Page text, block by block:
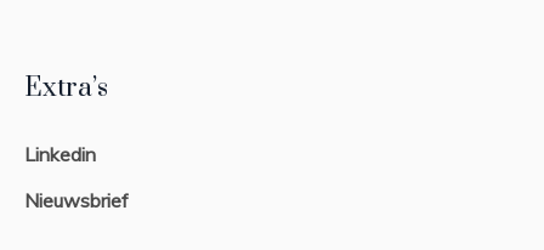
Extra’s
Linkedin
Nieuwsbrief